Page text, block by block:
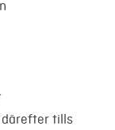
tills